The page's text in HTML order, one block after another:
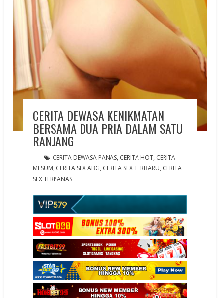
CERITA DEWASA KENIKMATAN
BERSAMA DUA PRIA DALAM SATU
RANJANG
CERITA DEWASA PANAS, CERITA HOT, CERITA
MESUM, CERITA SEX ABG, CERITA SEX TERBARU, CERITA
SEX TERPANAS